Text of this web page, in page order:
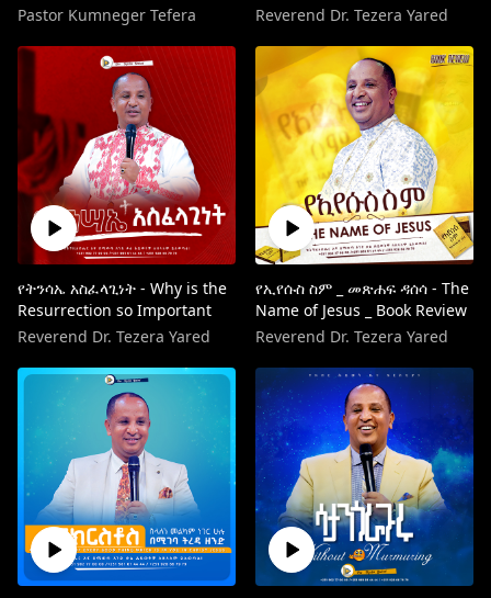
Pastor Kumneger Tefera
Reverend Dr. Tezera Yared
የትንሳኤ አስፈላጊነት - Why is the
Resurrection so Important
Reverend Dr. Tezera Yared
የኢየሱስ ስም _ መጽሐፍ ዳሰሳ - The
Name of Jesus _ Book Review
Reverend Dr. Tezera Yared